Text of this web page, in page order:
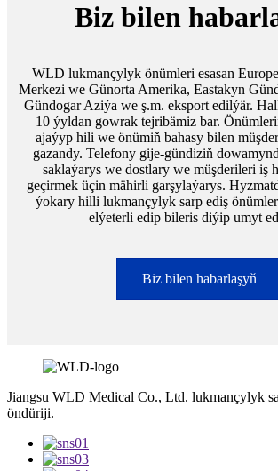
Biz bilen
WLD lukmançylyk önümleri esasan
Merkezi we Günorta Amerika, Eastakyn
Gündogar Aziýa we ş.m. eksport edilýär.
10 ýyldan gowrak tejribämiz bar.
ajaýyp hili we önümiň bahasy bilen
gazandy. Telefony gije-gündiziň
saklaýarys we dostlary we müşderileri iş
geçirmek üçin mähirli garşylaýarys.
ýokary hilli lukmançylyk sarp ediş
elýeterli edip bileris diýip umyt
Biz bilen habarlaşyň
Jiangsu WLD Medical Co., Ltd. lukmançylyk
öndüriji.